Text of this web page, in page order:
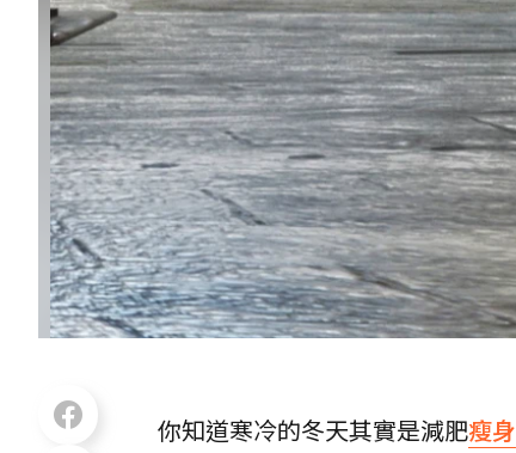
你知道寒冷的冬天其實是減肥瘦身